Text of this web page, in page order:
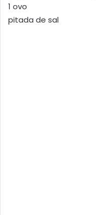
1 ovo
pitada de sal